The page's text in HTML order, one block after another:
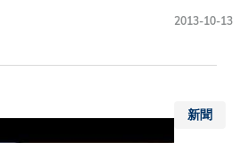
盡心服
獎者包
科教
納米科學
2013-10-13
新聞